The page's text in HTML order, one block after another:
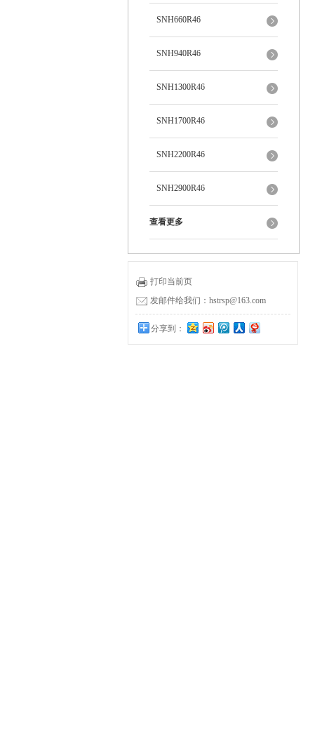
SNH660R46
SNH940R46
SNH1300R46
SNH1700R46
SNH2200R46
SNH2900R46
查看更多
打印当前页
发邮件给我们：hstrsp@163.com
分享到：
0